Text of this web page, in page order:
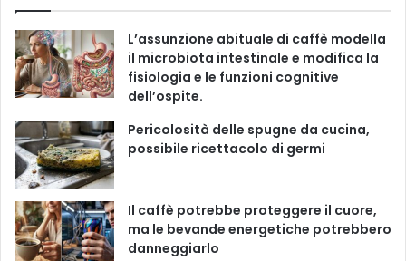
r
i
e
e
b
o
o
k
T
u
b
e
t
a
g
r
a
T
o
k
L’assunzione abituale di caffè modella
il microbiota intestinale e modifica la
fisiologia e le funzioni cognitive
dell’ospite.
Pericolosità delle spugne da cucina,
possibile ricettacolo di germi
Il caffè potrebbe proteggere il cuore,
ma le bevande energetiche potrebbero
danneggiarlo